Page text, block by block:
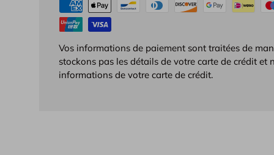
Vos informations de paiement sont traitées de
stockons pas les détails de votre carte de crédit et
informations de votre carte de crédit.